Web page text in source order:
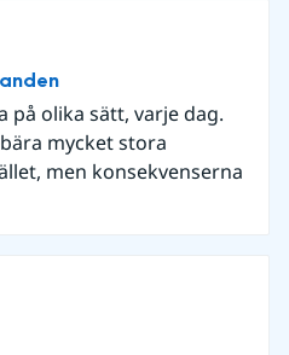
på olika sätt, varje dag.
mycket stora
men konsekvenserna